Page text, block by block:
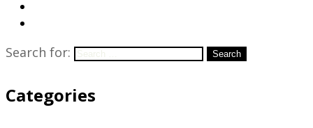
Search for: Search
Categories